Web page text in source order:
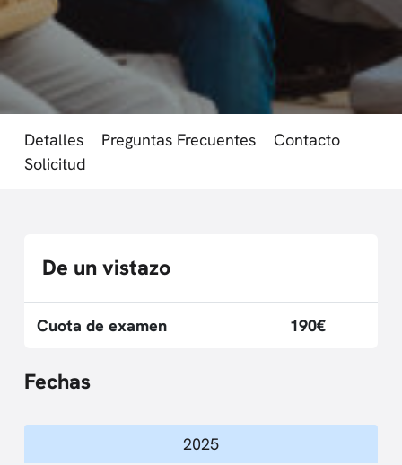
Detalles Preguntas Frecuentes
Contacto
Solicitud
Fechas
2025
De un vistazo
Cuota de examen 190€